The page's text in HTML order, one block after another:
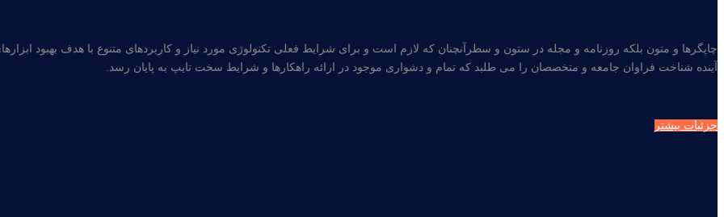
چاپگرها و متون بلکه روزنامه و مجله در ستون و سطرآنچنان که لازم است و برای شرایط فعلی تکنولوژی مورد نیاز و کاربردهای متنوع با هدف بهبود
آینده شناخت فراوان جامعه و متخصصان را می طلبد که تمام و دشواری موجود در ارائه راهکارها و شرایط سخت تایپ به پایان رسد.
جزئیات بیشتر